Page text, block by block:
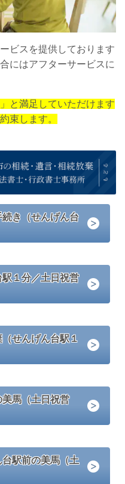
ビスを提供しております
にはアフターサービスに
と満足していただけます
束します。
き（せんげん台
１分／土日祝営
せんげん台駅１
馬（土日祝営
駅前の美馬（土